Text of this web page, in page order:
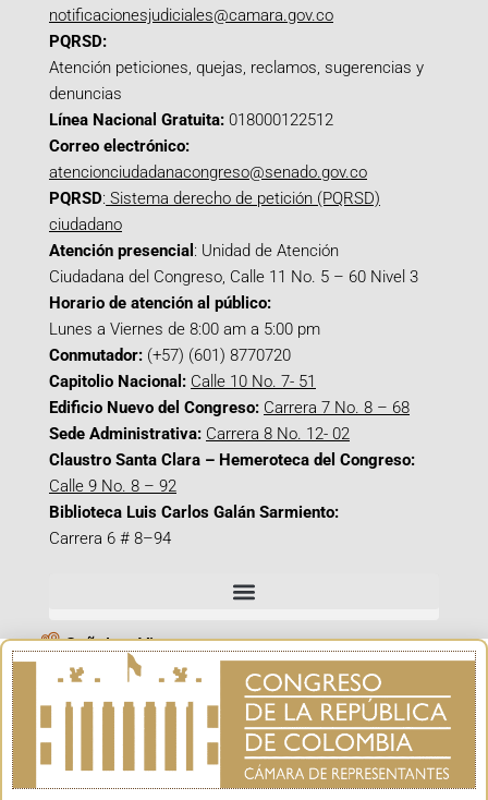
notificacionesjudiciales@camara.gov.co
PQRSD:
Atención peticiones, quejas, reclamos, sugerencias y
denuncias
Línea Nacional Gratuita: 018000122512
Correo electrónico:
atencionciudadanacongreso@senado.gov.co
PQRSD: Sistema derecho de petición (PQRSD)
ciudadano
Atención presencial : Unidad de Atención
Ciudadana del Congreso, Calle 11 No. 5 – 60 Nivel 3
Horario de atención al público:
Lunes a Viernes de 8:00 am a 5:00 pm
Conmutador: (+57) (601) 8770720
Capitolio Nacional: Calle 10 No. 7- 51
Edificio Nuevo del Congreso: Carrera 7 No. 8 – 68
Sede Administrativa: Carrera 8 No. 12- 02
Claustro Santa Clara – Hemeroteca del Congreso:
Calle 9 No. 8 – 92
Biblioteca Luis Carlos Galán Sarmiento:
Carrera 6 # 8–94
Señal en Vivo
Facebook_@CamaraColombia
Instagram_@CamaraColombia
X_@CamaraColombia
Youtube_@CamaraColombia